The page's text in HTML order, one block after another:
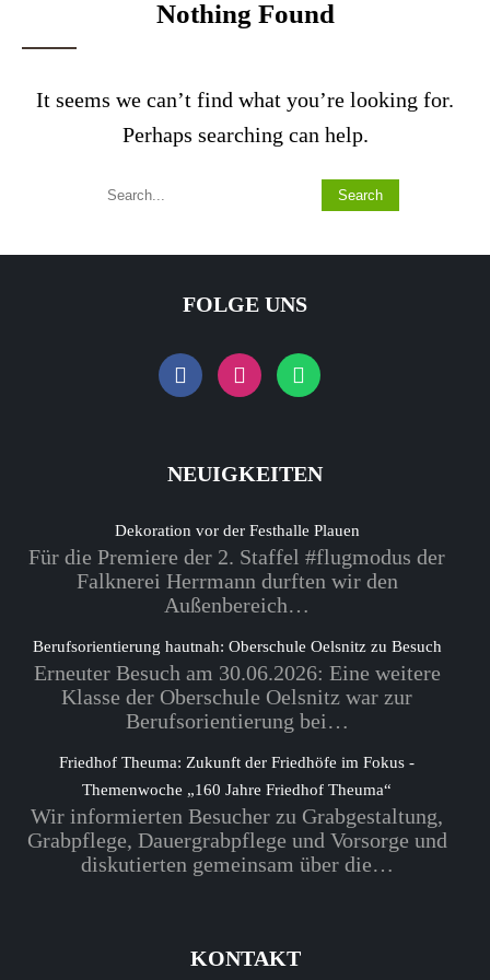
Nothing Found
It seems we can’t find what you’re looking for.
Perhaps searching can help.
FOLGE UNS
NEUIGKEITEN
Dekoration vor der Festhalle Plauen
Für die Premiere der 2. Staffel #flugmodus der
Falknerei Herrmann durften wir den
Außenbereich…
Berufsorientierung hautnah: Oberschule Oelsnitz zu Besuch
Erneuter Besuch am 30.06.2026: Eine weitere
Klasse der Oberschule Oelsnitz war zur
Berufsorientierung bei…
Friedhof Theuma: Zukunft der Friedhöfe im Fokus -
Themenwoche „160 Jahre Friedhof Theuma“
Wir informierten Besucher zu Grabgestaltung,
Grabpflege, Dauergrabpflege und Vorsorge und
diskutierten gemeinsam über die…
KONTAKT